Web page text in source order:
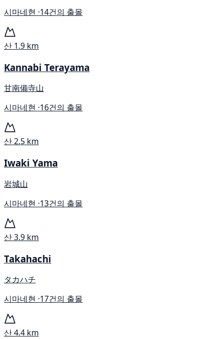
시마네현 ·14건의 출몰
산 1.9 km
Kannabi Terayama
甘南備寺山
시마네현 ·16건의 출몰
산2.5 km
Iwaki Yama
岩城山
시마네현 ·13건의 출몰
산3.9 km
Takahachi
タカハチ
시마네현 ·17건의 출몰
산4.4 km